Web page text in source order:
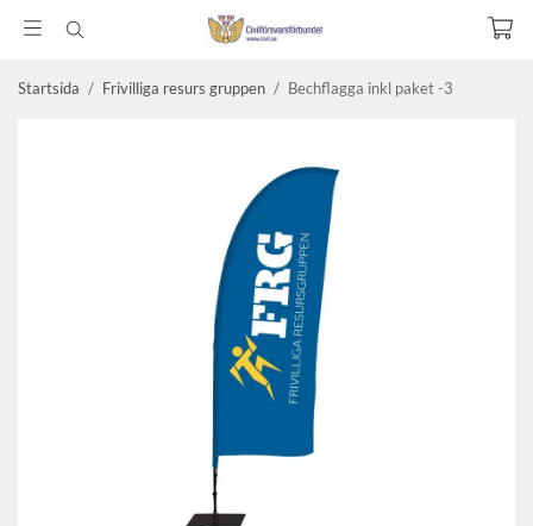
Startsida / Frivilliga resurs gruppen / Bechflagga inkl paket -3